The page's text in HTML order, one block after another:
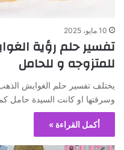
10 مايو، 2025
تفسير حلم رؤية
للمتزوجه و للحامل
يختلف تفسير حلم الغوايش
وسرقتها او كانت السيدة حامل
أكمل القراءة »